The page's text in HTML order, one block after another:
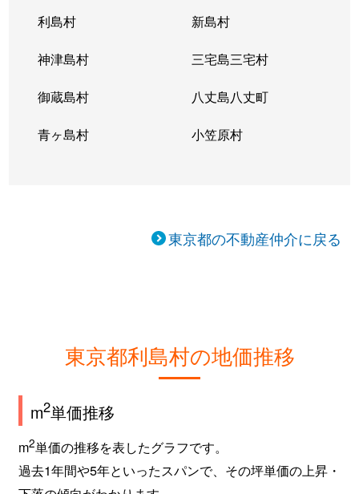
利島村 新島村
神津島村 三宅島三宅村
御蔵島村 八丈島八丈町
青ヶ島村 小笠原村
東京都の不動産仲介に戻る
東京都利島村の地価推移
m2単価推移
m2単価の推移を表したグラフです。
過去1年間や5年といったスパンで、その坪単価の上昇・